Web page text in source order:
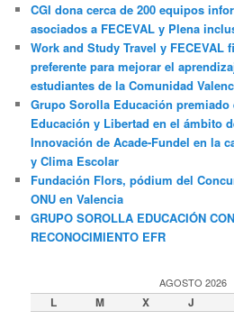
CGI dona cerca de 200 equipos
asociados a FECEVAL y Plena
Work and Study Travel y FECEVAL
preferente para mejorar el
estudiantes de la Comunidad
Grupo Sorolla Educación
Educación y Libertad en el ámbito
Innovación de Acade-Fundel en la
y Clima Escolar
Fundación Flors, pódium del
ONU en Valencia
GRUPO SOROLLA EDUCACIÓN
RECONOCIMIENTO EFR
AGOSTO 2026
L M X J